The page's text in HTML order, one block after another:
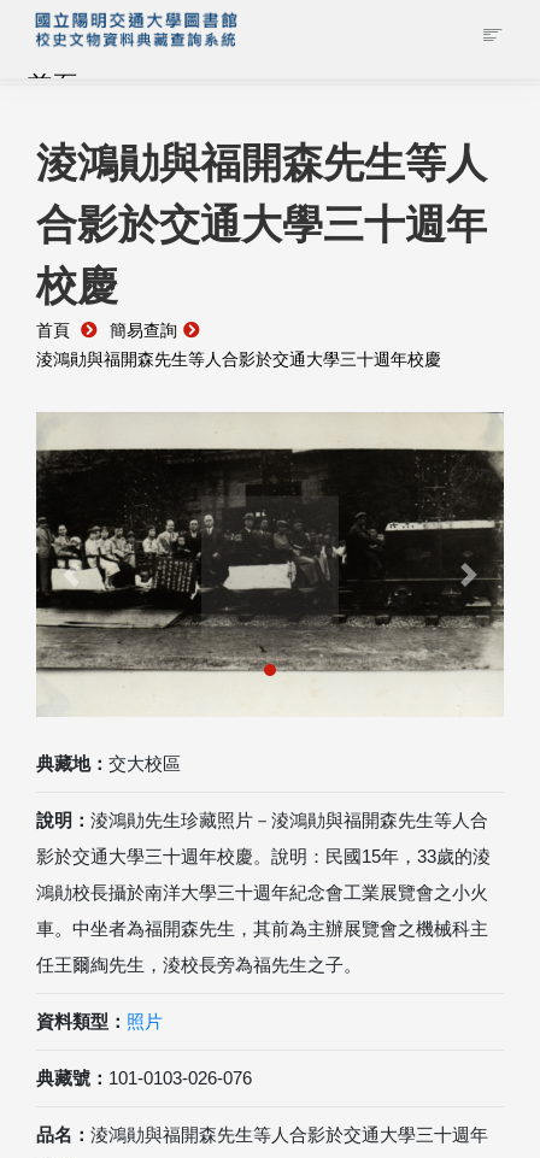
首頁
藏品查詢
校史館簡介
藏品清單全覽
資料調閱申請
管理者登入
淩鴻勛與福開森先生等人
合影於交通大學三十週年
校慶
首頁
簡易查詢
淩鴻勛與福開森先生等人合影於交通大學三十週年校慶
典藏地： 交大校區
說明： 淩鴻勛先生珍藏照片－淩鴻勛與福開森先生等人合
影於交通大學三十週年校慶。說明：民國15年，33歲的淩
鴻勛校長攝於南洋大學三十週年紀念會工業展覽會之小火
車。中坐者為福開森先生，其前為主辦展覽會之機械科主
任王爾綯先生，淩校長旁為福先生之子。
資料類型： 照片
典藏號： 101-0103-026-076
品名： 淩鴻勛與福開森先生等人合影於交通大學三十週年
Previous Next